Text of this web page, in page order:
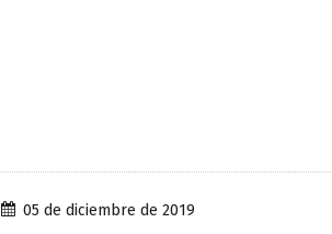
05 de diciembre de 2019